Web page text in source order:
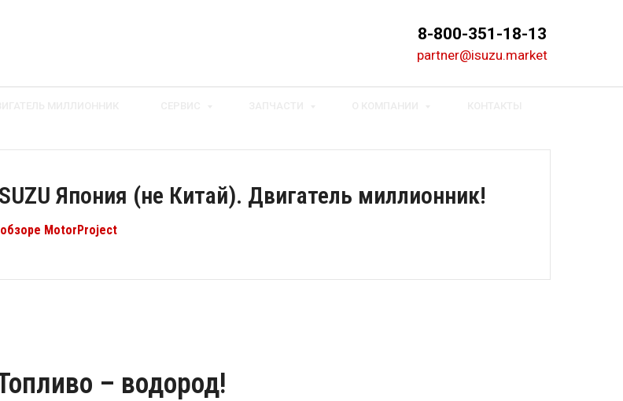
8-800-351-18-13
partner@isuzu.market
Япония (не Китай). Двигатель миллионник!
MotorProject
– водород!